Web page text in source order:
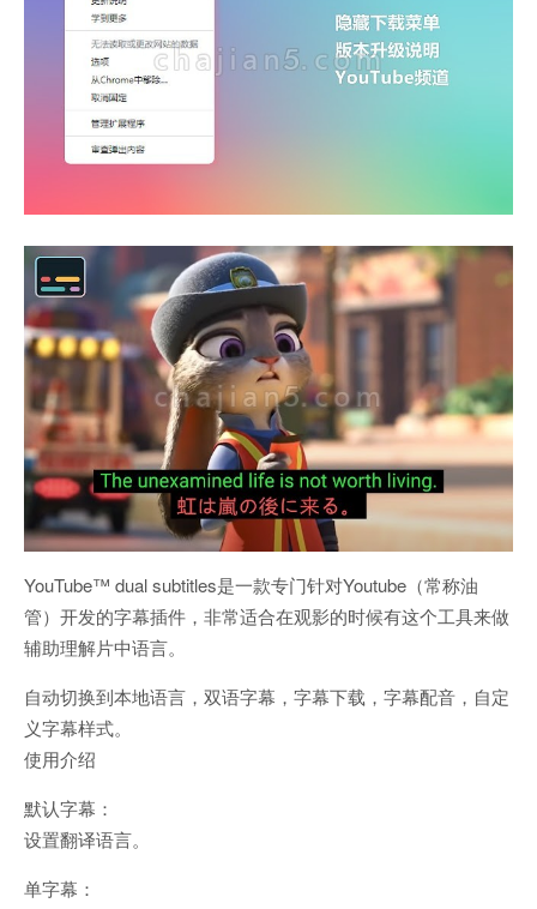
YouTube™ dual subtitles是一款专门针对Youtube（常称油
管）开发的字幕插件，非常适合在观影的时候有这个工具来做
辅助理解片中语言。
自动切换到本地语言，双语字幕，字幕下载，字幕配音，自定
义字幕样式。
使用介绍
默认字幕：
设置翻译语言。
单字幕：